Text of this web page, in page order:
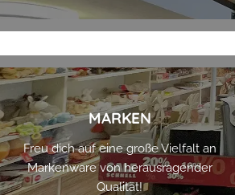
MARKEN
Freu dich auf eine große Vielfalt an
Markenware von herausragender
Qualität!